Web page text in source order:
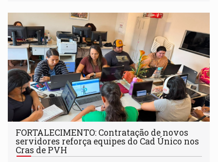
FORTALECIMENTO: Contratação de novos
servidores reforça equipes do Cad Único nos
Cras de PVH